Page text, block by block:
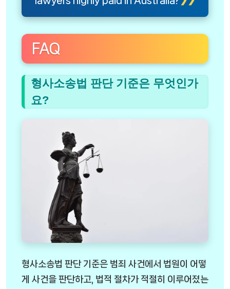
FAQ
형사소송법 판단 기준은 무엇인가
요?
형사소송법 판단 기준은 범죄 사건에서 법원이 어떻
게 사건을 판단하고, 법적 절차가 적절히 이루어졌는